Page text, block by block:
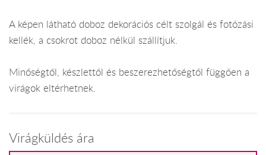
A képen látható doboz dekorációs célt szolgál és fotózási
kellék, a csokrot doboz nélkül szállítjuk.
Minőségtől, készlettől és beszerezhetőségtől függően a
virágok eltérhetnek.
Virágküldés ára